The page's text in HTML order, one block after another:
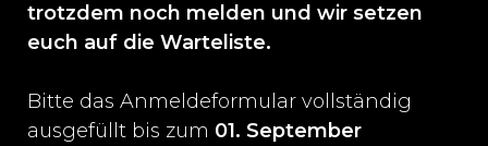
trotzdem noch melden und wir setzen
euch auf die Warteliste.
Bitte das Anmeldeformular vollständig
ausgefüllt bis zum 01. September